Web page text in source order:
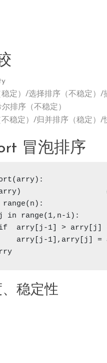
稳定）/选择排序（不稳定）/
尔排序（不稳定）
不稳定）/归并排序（稳定）/
冒泡排序
#
in range(1,n-i):
arry[j-1] > arry[j]
arry[j-1],arry[j] =
稳定性